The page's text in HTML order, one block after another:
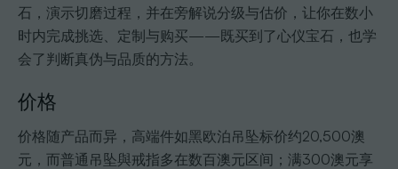
石，演示切磨过程，并在旁解说分级与估价，让你在数小
时内完成挑选、定制与购买——既买到了心仪宝石，也学
会了判断真伪与品质的方法。
价格
价格随产品而异，高端件如黑欧泊吊坠标价约20,500澳
元，而普通吊坠與戒指多在数百澳元区间；满300澳元享